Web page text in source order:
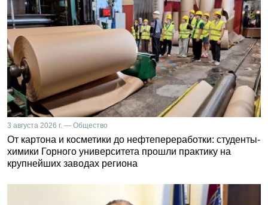
3 августа 2026 г. — Общество
От картона и косметики до нефтепереработки: студенты-
химики Горного университета прошли практику на
крупнейших заводах региона